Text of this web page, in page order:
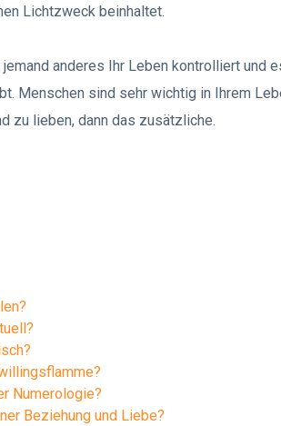
Lichtzweck beinhaltet.
anderes Ihr Leben kontrolliert und
Menschen sind sehr wichtig in Ihrem
zu lieben, dann das zusätzliche.
Numerologie?
Beziehung und Liebe?